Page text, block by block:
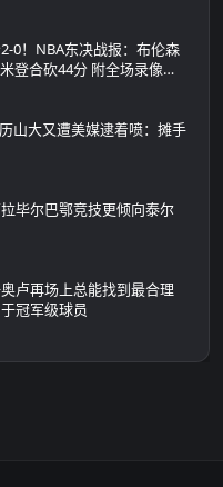
0！NBA东决战报：布伦森
登合砍44分 附全场录像回
山大又遭美媒逮着喷：摊手
毕尔巴鄂竞技更倾向泰尔
卢再场上总能找到最合理
冠军级球员